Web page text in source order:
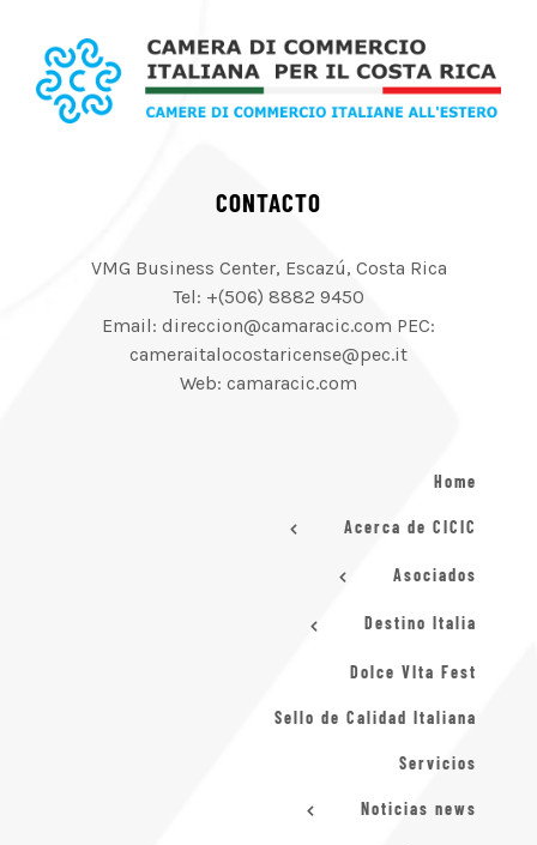
CONTACTO
VMG Business Center, Escazú, Costa Rica
Tel: +(506) 8882 9450
Email: direccion@camaracic.com PEC:
cameraitalocostaricense@pec.it
Web: camaracic.com
Home
Acerca de CICIC
Asociados
Destino Italia
Dolce VIta Fest
Sello de Calidad Italiana
Servicios
Noticias news